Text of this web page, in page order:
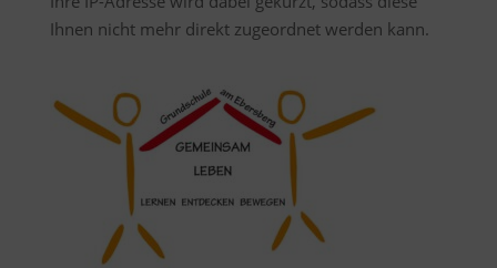
Ihnen nicht mehr direkt zugeordnet werden kann.